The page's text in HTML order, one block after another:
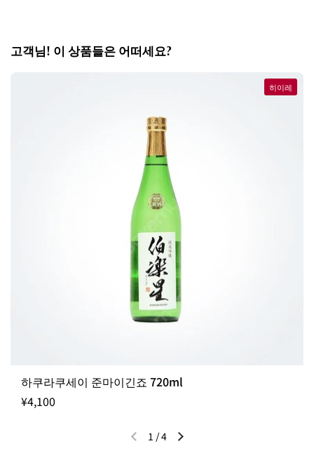
고객님! 이 상품들은 어떠세요?
하쿠라쿠세이 준마이긴죠 720ml
¥4,100
히이레
이전 슬라이드다음 슬라이드
1 /4